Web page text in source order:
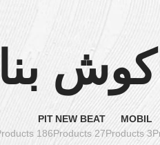
MOBIL
3 Products
NEW BEAT
27 Products
PIT
186 Products